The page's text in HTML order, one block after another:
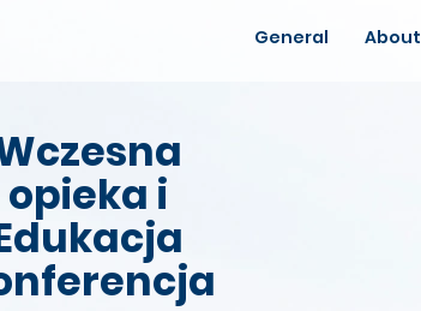
General About
opieka i